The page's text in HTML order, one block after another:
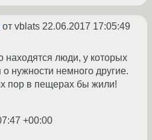
от vblats 22.06.2017 17:05:49
находятся люди, у которых
нужности немного другие.
пор в пещерах бы жили!
+00:00